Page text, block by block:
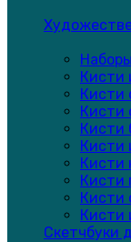
Кисти
Кисти
Кисти
Кисти
Кисти
Кисти
Кисти
Кисти
Кисти
Скетчбуки